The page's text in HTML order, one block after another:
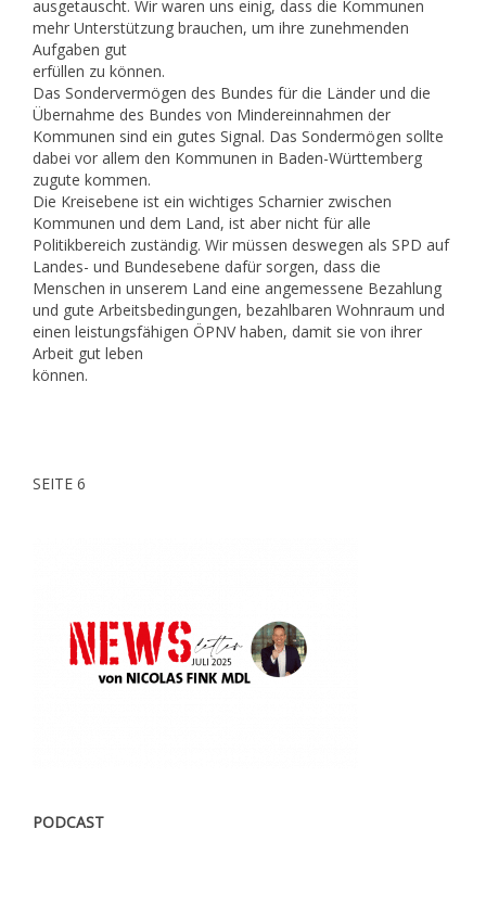
ausgetauscht. Wir waren uns einig, dass die Kommunen
mehr Unterstützung brauchen, um ihre zunehmenden
Aufgaben gut
erfüllen zu können.
Das Sondervermögen des Bundes für die Länder und die
Übernahme des Bundes von Mindereinnahmen der
Kommunen sind ein gutes Signal. Das Sondermögen sollte
dabei vor allem den Kommunen in Baden-Württemberg
zugute kommen.
Die Kreisebene ist ein wichtiges Scharnier zwischen
Kommunen und dem Land, ist aber nicht für alle
Politikbereich zuständig. Wir müssen deswegen als SPD auf
Landes- und Bundesebene dafür sorgen, dass die
Menschen in unserem Land eine angemessene Bezahlung
und gute Arbeitsbedingungen, bezahlbaren Wohnraum und
einen leistungsfähigen ÖPNV haben, damit sie von ihrer
Arbeit gut leben
können.
SEITE 6
PODCAST